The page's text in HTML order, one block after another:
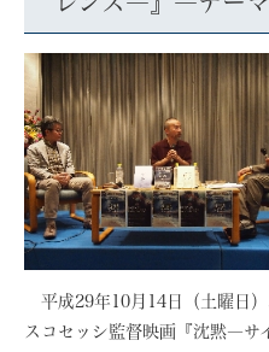
平成29年10月14日（土曜日）
スコセッシ監督映画『沈黙―サ